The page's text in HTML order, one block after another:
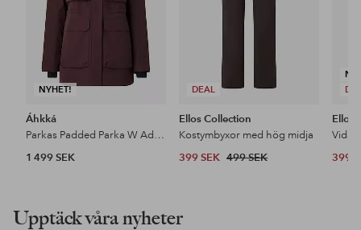
NYHET!
Áhkká
Parkas Padded Parka W Adjustable Waist
1 499 SEK
DEAL
Ellos Collection
Kostymbyxor med hög midja
399 SEK 499 SEK
Ellos
399
Upptäck våra nyheter